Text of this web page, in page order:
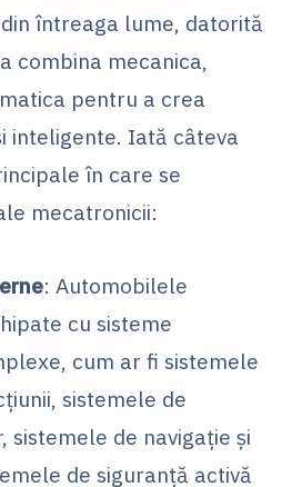
întreaga lume, datorită
combina mecanica,
pentru a crea
inteligente. Iată câteva
în care se
mecatronicii:
: Automobilele
cu sisteme
cum ar fi sistemele
sistemele de
sistemele de navigație și
de siguranță activă